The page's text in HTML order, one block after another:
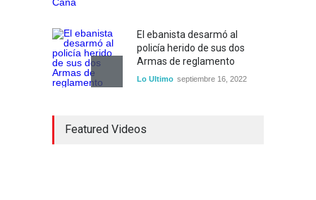
El ebanista desarmó al
policía herido de sus dos
Armas de reglamento
Lo Ultimo septiembre 16, 2022
carretera Los Jusos-Río
Featured Videos